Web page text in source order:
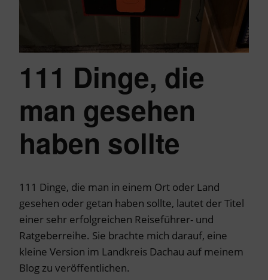
111 Dinge, die
man gesehen
haben sollte
111 Dinge, die man in einem Ort oder Land
gesehen oder getan haben sollte, lautet der Titel
einer sehr erfolgreichen Reiseführer- und
Ratgeberreihe. Sie brachte mich darauf, eine
kleine Version im Landkreis Dachau auf meinem
Blog zu veröffentlichen.